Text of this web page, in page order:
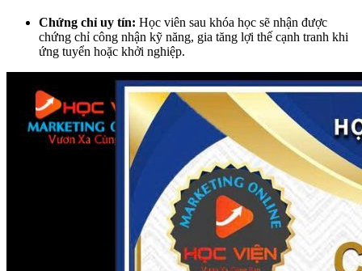
Chứng chỉ uy tín: Học viên sau khóa học sẽ nhận được
chứng chỉ công nhận kỹ năng, gia tăng lợi thế cạnh tranh khi
ứng tuyển hoặc khởi nghiệp.